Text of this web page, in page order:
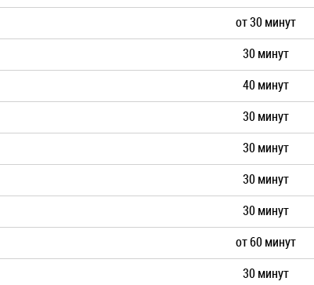
от 30 минут
30 минут
40 минут
30 минут
30 минут
30 минут
30 минут
от 60 минут
30 минут